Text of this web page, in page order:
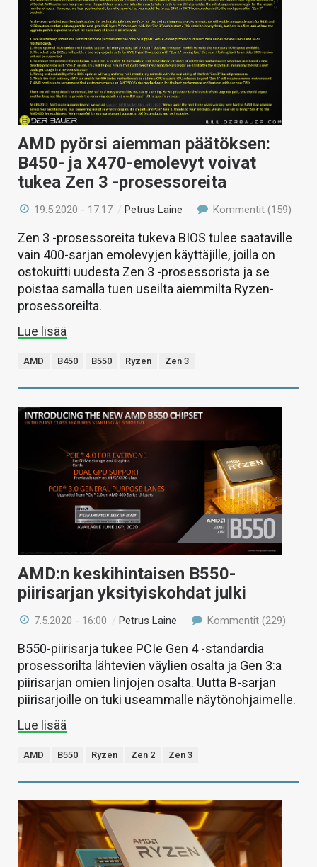
AMD pyörsi aiemman päätöksen:
B450- ja X470-emolevyt voivat
tukea Zen 3 -prosessoreita
19.5.2020 - 17:17 /Petrus Laine Kommentit (159)
Zen 3 -prosessoreita tukeva BIOS tulee saataville
vain 400-sarjan emolevyjen käyttäjille, joilla on
ostokuitti uudesta Zen 3 -prosessorista ja se
poistaa samalla tuen useilta aiemmilta Ryzen-
prosessoreilta.
Lue lisää
AMD B450 B550 Ryzen Zen 3
AMD:n keskihintaisen B550-
piirisarjan yksityiskohdat julki
7.5.2020 - 16:00 /Petrus Laine Kommentit (229)
B550-piirisarja tukee PCIe Gen 4 -standardia
prosessorilta lähtevien väylien osalta ja Gen 3:a
piirisarjan omien linjojen osalta. Uutta B-sarjan
piirisarjoille on tuki useammalle näytönohjaimelle.
Lue lisää
AMD B550 Ryzen Zen 2 Zen 3